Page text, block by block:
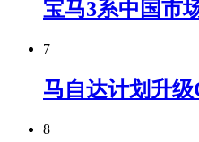
宝马3系中国市
7
马自达计划升
8